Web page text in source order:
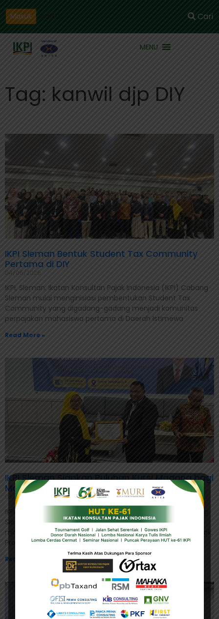
Masuk Cari
MENU
Tag: kanwil djp DIY
IKPI Sleman Bentuk Student Tax Community
Pertama di DIY
04/06/2026
IKPI, Sleman: Ikatan Konsultan Pajak Indonesia (IKPI) Cabang
Sleman mulai menginisiasi pembentukan Student Tax
Community yang digadang-gadang menjadi komunitas
perpajakan mahasiswa pertama di Daerah Istimewa
Read More »
IKPI Sleman Siapkan Puluhan Kursi Magang bagi
Mahasiswa
03/06/2026
IKPI, Sleman: Ikatan Konsultan Pajak Indonesia (IKPI) Cabang
Sleman menyiapkan puluhan kesempatan magang bagi
mahasiswa yang tertarik mendalami profesi konsultan pajak.
Program tersebut diumumkan dalam
Read More »